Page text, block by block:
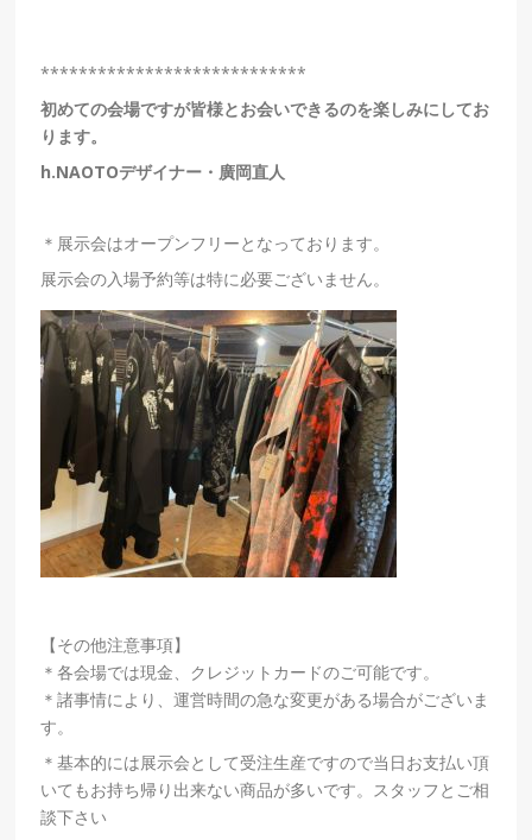
****************************
初めての会場ですが皆様とお会いできるのを楽しみにしてお
ります。
h.NAOTOデザイナー・廣岡直人
＊展示会はオープンフリーとなっております。
展示会の入場予約等は特に必要ございません。
【その他注意事項】
＊各会場では現金、クレジットカードのご可能です。
＊諸事情により、運営時間の急な変更がある場合がございま
す。
＊基本的には展示会として受注生産ですので当日お支払い頂
いてもお持ち帰り出来ない商品が多いです。スタッフとご相
談下さい